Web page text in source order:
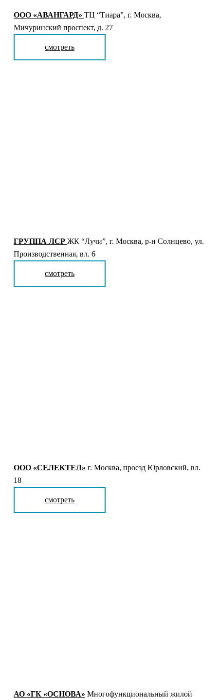
ООО «АВАНГАРД» ТЦ “Тиара”, г. Москва,
Мичуринский проспект, д. 27
смотреть
ГРУППА ЛСР ЖК “Лучи”, г. Москва, р-н Солнцево, ул.
Производственная, вл. 6
смотреть
ООО «СЕЛЕКТЕЛ» г. Москва, проезд Юрловский, вл.
18
смотреть
АО «ГК «ОСНОВА» Многофункциональный жилой